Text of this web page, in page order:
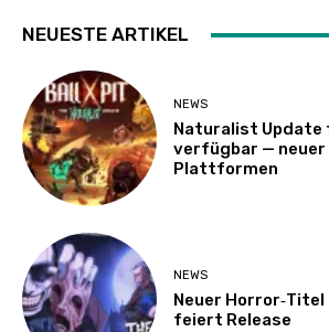
NEUESTE ARTIKEL
NEWS
Naturalist Update
verfügbar —
Plattformen
NEWS
Neuer
feiert Release